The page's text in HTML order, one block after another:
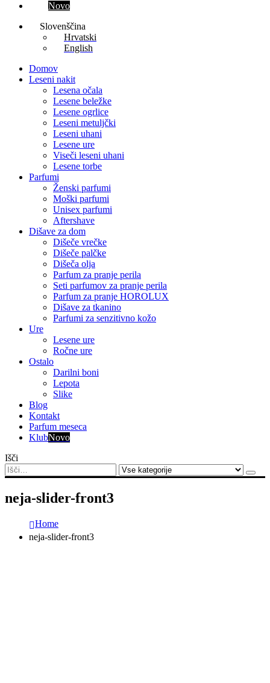
Novo
Slovenščina
Hrvatski
English
Domov
Leseni nakit
Lesena očala
Lesene beležke
Lesene ogrlice
Leseni metuljčki
Leseni uhani
Lesene ure
Viseči leseni uhani
Lesene torbe
Parfumi
Ženski parfumi
Moški parfumi
Unisex parfumi
Aftershave
Dišave za dom
Dišeče vrečke
Dišeče palčke
Dišeča olja
Parfum za pranje perila
Seti parfumov za pranje perila
Parfum za pranje HOROLUX
Dišave za tkanino
Parfumi za senzitivno kožo
Ure
Lesene ure
Ročne ure
Ostalo
Darilni boni
Lepota
Slike
Blog
Kontakt
Parfum meseca
KlubNovo
Išči
neja-slider-front3
Home
neja-slider-front3